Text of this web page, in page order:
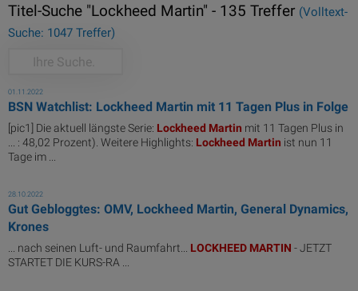
Titel-Suche "Lockheed Martin" - 135 Treffer (Volltext-
Suche: 1047 Treffer)
01.11.2022
BSN Watchlist: Lockheed Martin mit 11 Tagen Plus in Folge
[pic1] Die aktuell längste Serie: Lockheed Martin mit 11 Tagen Plus in
... : 48,02 Prozent). Weitere Highlights: Lockheed Martin ist nun 11
Tage im ...
28.10.2022
Gut Gebloggtes: OMV, Lockheed Martin, General Dynamics,
Krones
... nach seinen Luft- und Raumfahrt... LOCKHEED MARTIN - JETZT
STARTET DIE KURS-RA ...